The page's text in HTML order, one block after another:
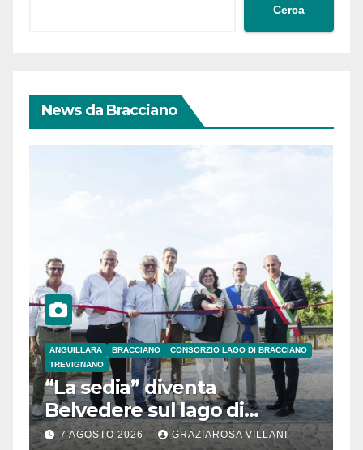
Cerca
News da Bracciano
ANGUILLARA BRACCIANO
CONSORZIO LAGO DI BRACCIANO
TREVIGNANO
“La sedia” diventa
Belvedere sul lago di
Bracciano: ieri
7 AGOSTO 2026 GRAZIAROSA VILLANI